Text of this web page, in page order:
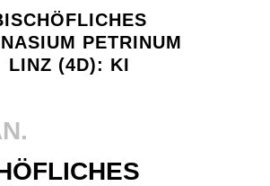
PETRINUM
LINZ (4D): KI